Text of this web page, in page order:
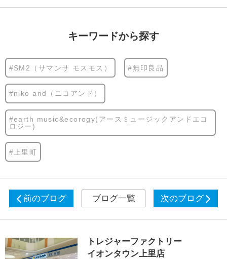
キーワードから探す
#SM2（サマンサ モスモス） #無印良品
#niko and（ニコアンド）
#earth music&ecorogy(アースミュージックアンドエコ
ロジー)
#上里町
前のブログ ブログ一覧 次のブログ
トレジャーファクトリー
イオンタウン上里店